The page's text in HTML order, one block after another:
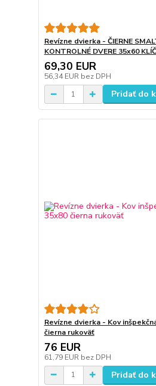
Revízne dvierka - ČIERNE
KONTROLNÉ DVERE 35x60 KLÍČ
69,30 EUR
56,34 EUR bez DPH
Pridať do
Revízne dvierka - Kov
čierna rukoväť
76 EUR
61,79 EUR bez DPH
Pridať do